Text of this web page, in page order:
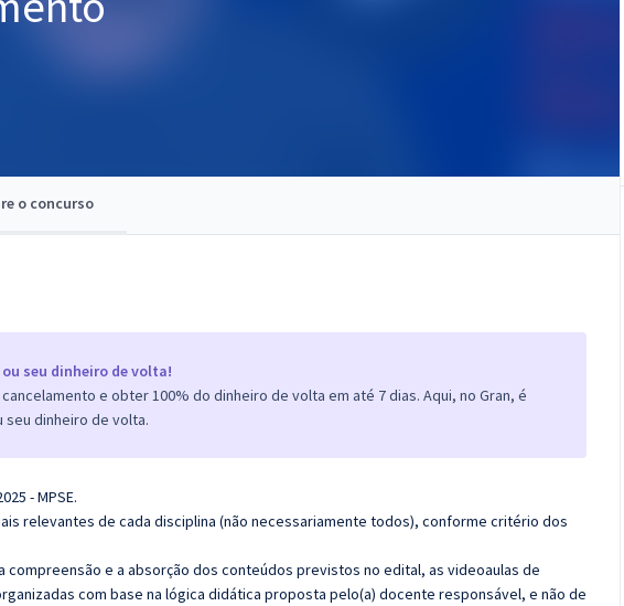
o concurso
seu dinheiro de volta!
e obter 100% do dinheiro de volta em até 7 dias. Aqui, no Gran, é
seu dinheiro de volta.
- MPSE.
relevantes de cada disciplina (não necessariamente todos), conforme critério dos
compreensão e a absorção dos conteúdos previstos no edital, as videoaulas de
com base na lógica didática proposta pelo(a) docente responsável, e não de